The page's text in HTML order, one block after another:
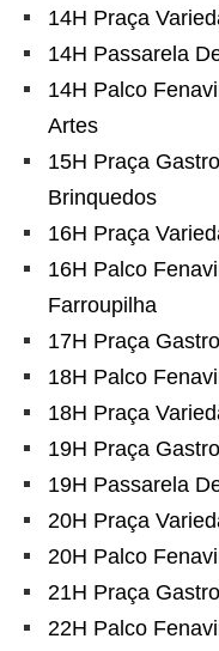
14H Praça
14H Passarela
14H Palco
Artes
15H Praça
Brinquedos
16H Praça
16H Palco
Farroupilha
17H Praça
18H Palco
18H Praça
19H Praça
19H Passarela
20H Praça
20H Palco
21H Praça
22H Palco